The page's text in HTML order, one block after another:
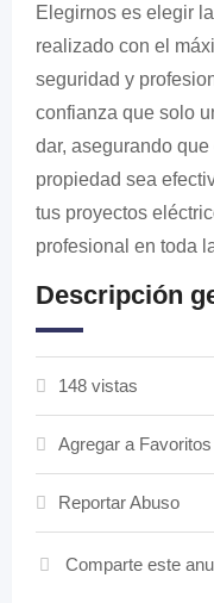
Elegirnos es elegir
realizado con el
seguridad y
confianza que solo
dar, asegurando
propiedad sea
tus proyectos
profesional en toda
Descripción
148 vistas
Agregar a Favoritos
Reportar Abuso
Comparte este